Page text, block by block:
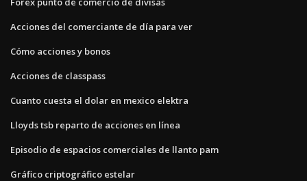
Acciones del comerciante de día para ver
Cómo acciones y bonos
Acciones de classpass
Cuanto cuesta el dolar en mexico elektra
Lloyds tsb reparto de acciones en línea
Episodio de espacios comerciales de llanto pam
Gráfico criptográfico estelar